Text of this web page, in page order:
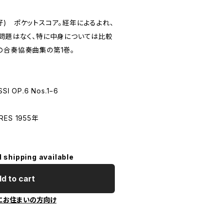
ケットスコア。経年によるよれ、
題はなく、特に中身については比較
合奏協奏曲集の第1巻。
OP.6 Nos.1−6
1955年
shipping available
to cart
お住まいの方向け